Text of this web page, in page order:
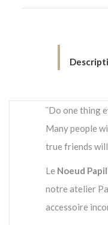
¨Do one thing
Many people
true friends
Le Noeud
notre atelier
accessoire